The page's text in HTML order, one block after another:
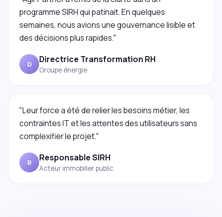
programme SIRH qui patinait. En quelques
semaines, nous avions une gouvernance lisible et
des décisions plus rapides."
D Directrice Transformation RH
Groupe énergie
"Leur force a été de relier les besoins métier, les
contraintes IT et les attentes des utilisateurs sans
complexifier le projet."
R Responsable SIRH
Acteur immobilier public